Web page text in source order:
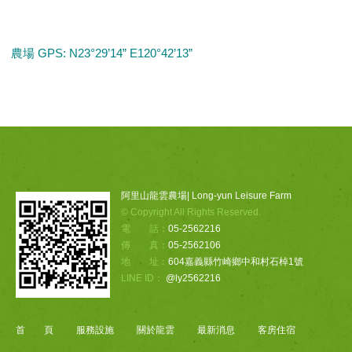
農場 GPS: N23°29’14” E120°42’13”
阿里山龍雲農場| Long-yun Leisure Farm
© Copyright All Rights Reserved.
電 話： 05-2562216
傳 真： 05-2562106
地 址： 604嘉義縣竹崎鄉中和村石棹1號
LINE ID：
@ly2562216
首 頁 服務設施 關於龍雲 最新消息 客房住宿